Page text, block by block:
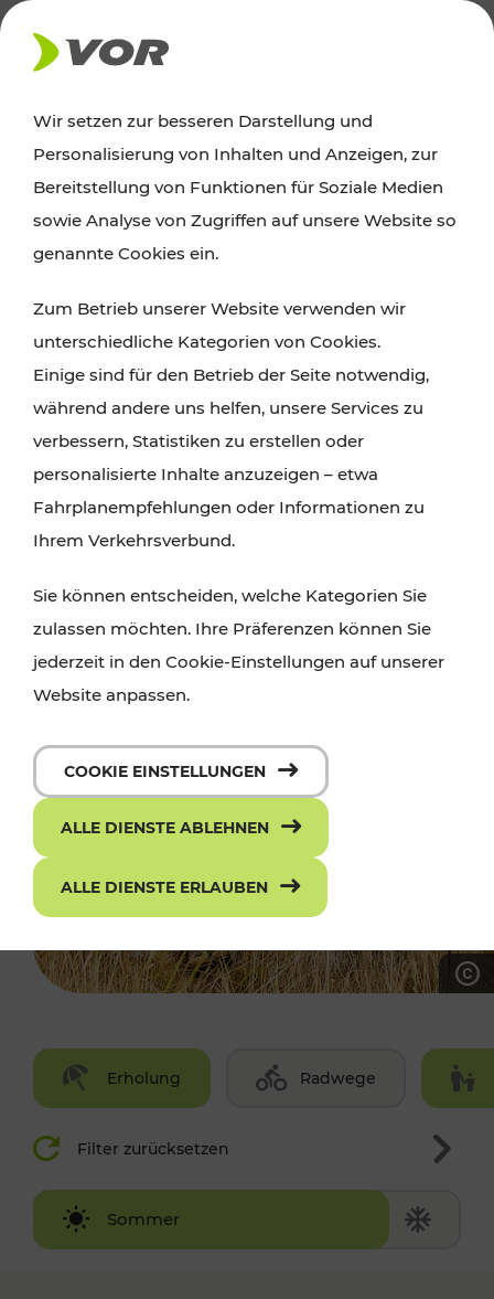
AKTUELLES
Ausflugstipps
Wien, Niederösterreich und das Burgenland
Wanderungen, Kultur und Gastronomie,
Radtouren oder purer Naturgenuss – viele
Attraktionen sind mit den Ticket- und Fahrplan-
Angeboten des VOR gut und schnell erreichbar.
Erholung Radwege
Filter zurücksetzen
Sommer
Winter
Wir setzen zur besseren Darstellung und
Personalisierung von Inhalten und Anzeigen, zur
Bereitstellung von Funktionen für Soziale Medien
sowie Analyse von Zugriffen auf unsere Website so
genannte Cookies ein.
Zum Betrieb unserer Website verwenden wir
unterschiedliche Kategorien von Cookies.
Einige sind für den Betrieb der Seite notwendig,
während andere uns helfen, unsere Services zu
verbessern, Statistiken zu erstellen oder
personalisierte Inhalte anzuzeigen – etwa
Fahrplanempfehlungen oder Informationen zu
Ihrem Verkehrsverbund.
Sie können entscheiden, welche Kategorien Sie
zulassen möchten. Ihre Präferenzen können Sie
jederzeit in den Cookie-Einstellungen auf unserer
Website anpassen.
COOKIE EINSTELLUNGEN
ALLE DIENSTE ABLEHNEN
ALLE DIENSTE ERLAUBEN